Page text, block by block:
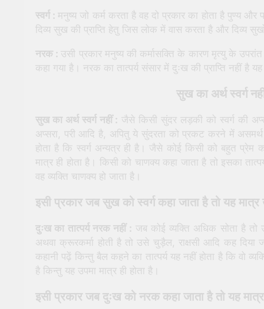
स्वर्ग : मनुष्य जो कर्म करता है वह दो प्रकार का होता है पुण्य
दिव्य सुख की प्राप्ति हेतु जिस लोक में वास करता है और दिव्य
नरक : उसी प्रकार मनुष्य की कर्मासक्ति के कारण मृत्यु के
कहा गया है। नरक का तात्पर्य संसार में दुःख की प्राप्ति नहीं है
सुख का अर्थ स्वर्ग
सुख का अर्थ स्वर्ग नहीं : जैसे किसी सुंदर लड़की को स्वर्ग की
अप्सरा, परी आदि है, अपितु ये सुंदरता को प्रकट करने में असमर्थ
होता है कि स्वर्ग अन्यत्र ही है। जैसे कोई किसी को बहुत प्रेम
मात्र ही होता है। किसी को चाणक्य कहा जाता है तो इसका
वह व्यक्ति चाणक्य हो जाता है।
इसी प्रकार जब सुख को स्वर्ग कहा जाता है तो यह मात्र
दुःख का तात्पर्य नरक नहीं : जब कोई व्यक्ति अधिक सोता है तो
अथवा क्रूरकर्मा होती है तो उसे चुड़ैल, राक्षसी आदि कह दिया
कहानी पढ़ें किन्तु बैल कहने का तात्पर्य यह नहीं होता है कि वो
है किन्तु यह उपमा मात्र ही होता है।
इसी प्रकार जब दुःख को नरक कहा जाता है तो यह